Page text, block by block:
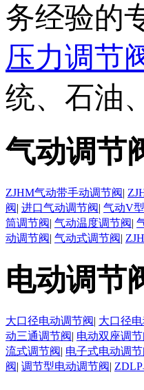
务经验的
压力调节
统、石油
气动调节
ZJHM气动带手动调节阀|
阀| 进口气动调节阀| 气动V
筒调节阀| 气动温度调节阀|
动调节阀| 气动式调节阀|
电动调节
大口径电动调节阀| 大口径
动三通调节阀| 电动双座调节
流式调节阀| 电子式电动调节
阀| 调节型电动调节阀|